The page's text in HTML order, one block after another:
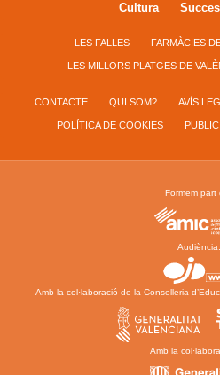
Cultura
LES FALLES FARMÀCIES
LES MILLORS PLATGES DE
CONTACTE QUI SOM? AVÍS
POLÍTICA DE COOKIES
Formem part
Audiència:
Amb la col·laboració de la Conselleria
Amb la